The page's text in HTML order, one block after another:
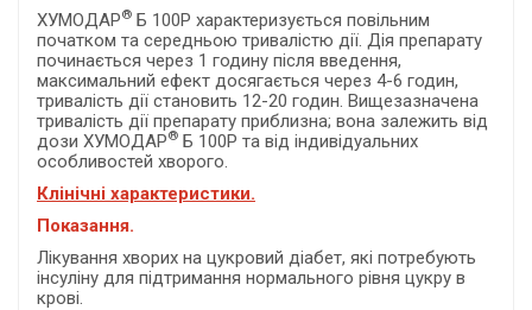
ХУМОДАР® Б 100Р характеризується повільним
початком та середньою тривалістю дії. Дія препарату
починається через 1 годину після введення,
максимальний ефект досягається через 4-6 годин,
тривалість дії становить 12-20 годин. Вищезазначена
тривалість дії препарату приблизна; вона залежить від
дози ХУМОДАР® Б 100Р та від індивідуальних
особливостей хворого.
Клінічні характеристики.
Показання.
Лікування хворих на цукровий діабет, які потребують
інсуліну для підтримання нормального рівня цукру в
крові.